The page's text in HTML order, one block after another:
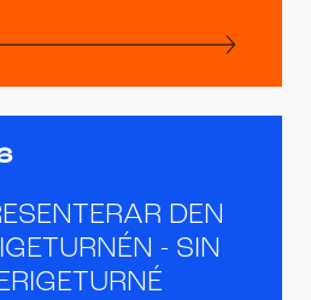
DEN
- SIN